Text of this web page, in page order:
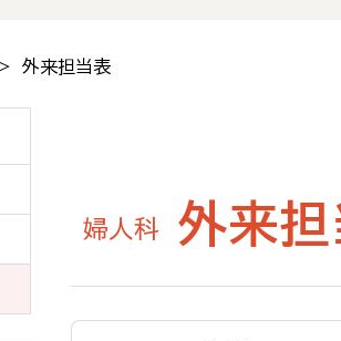
外来担当表
婦人科 外来